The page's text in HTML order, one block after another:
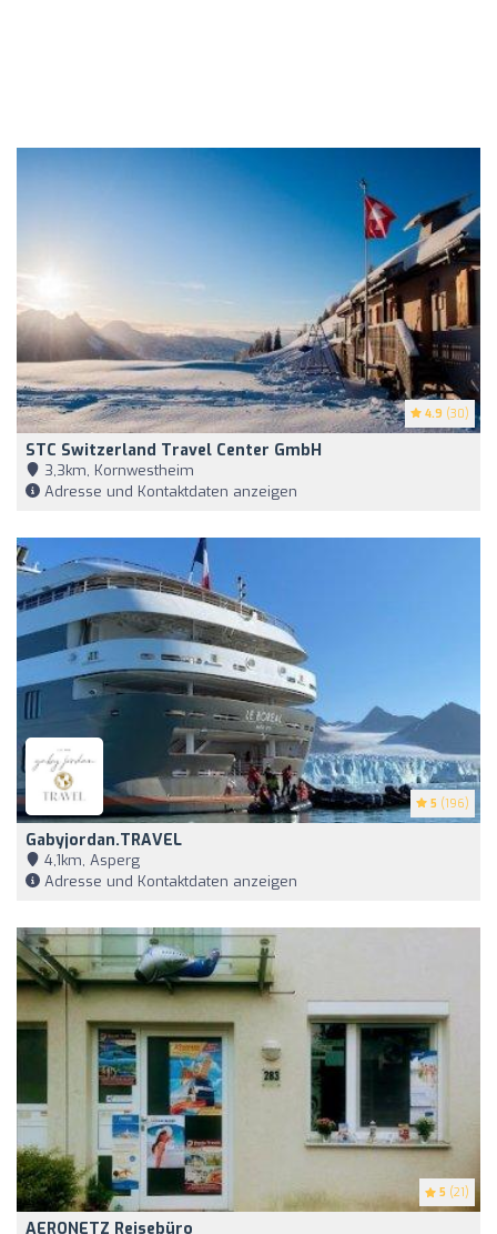
4.9 (30)
STC Switzerland Travel Center GmbH
3,3km, Kornwestheim
Adresse und Kontaktdaten anzeigen
5 (196)
Gabyjordan.TRAVEL
4,1km, Asperg
Adresse und Kontaktdaten anzeigen
5 (21)
AERONETZ Reisebüro